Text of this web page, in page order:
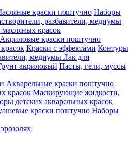
краски поштучно Наборы
разбавители, медиумы
масляных красок
Акриловые краски поштучно
Краски с эффектами Контуры
медиумы Лак для
акриловый Пасты, гели, муссы
Акварельные краски поштучно
красок Маскирующие жидкости,
детских акварельных красок
краски поштучно Наборы